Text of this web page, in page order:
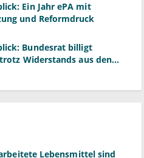
Ein Jahr ePA mit
und Reformdruck
Bundesrat billigt
Widerstands aus den
Lebensmittel sind